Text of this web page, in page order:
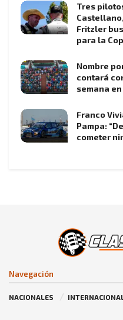
Tres
Fritzler
para la
Nombre
contará
semana
Franco
Pampa:
cometer
Navegación
NACIONALES